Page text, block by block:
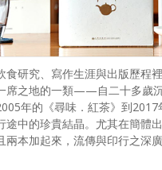
食研究、寫作生涯與出版歷程
席之地的一類——自二十多歲
年的《尋味．紅茶》到2017
途中的珍貴結晶。尤其在簡體
兩本加起來，流傳與印行之深